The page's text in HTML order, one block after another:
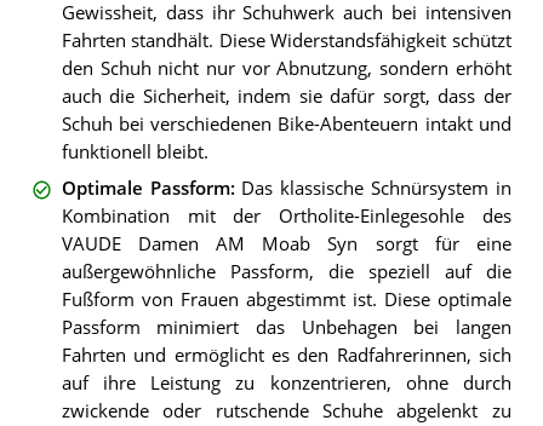
Gewissheit, dass ihr Schuhwerk auch bei intensiven
Fahrten standhält. Diese Widerstandsfähigkeit schützt
den Schuh nicht nur vor Abnutzung, sondern erhöht
auch die Sicherheit, indem sie dafür sorgt, dass der
Schuh bei verschiedenen Bike-Abenteuern intakt und
funktionell bleibt.
Optimale Passform: Das klassische Schnürsystem in
Kombination mit der Ortholite-Einlegesohle des
VAUDE Damen AM Moab Syn sorgt für eine
außergewöhnliche Passform, die speziell auf die
Fußform von Frauen abgestimmt ist. Diese optimale
Passform minimiert das Unbehagen bei langen
Fahrten und ermöglicht es den Radfahrerinnen, sich
auf ihre Leistung zu konzentrieren, ohne durch
zwickende oder rutschende Schuhe abgelenkt zu